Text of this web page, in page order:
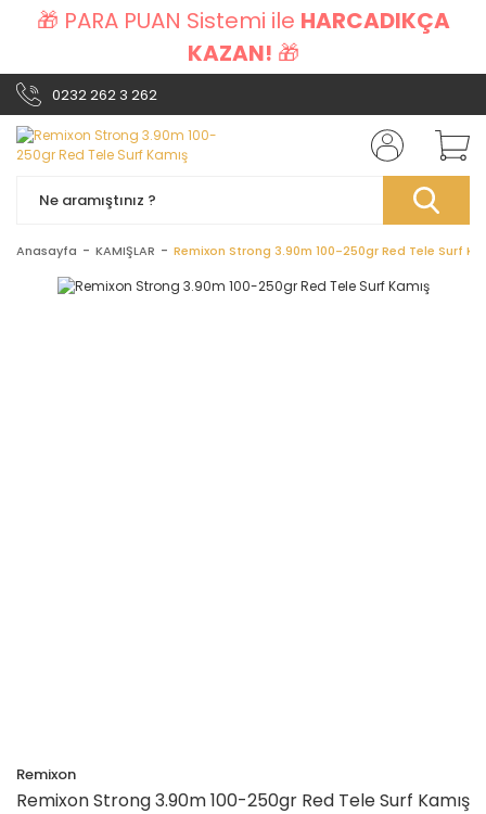
🎁 PARA PUAN Sistemi ile HARCADIKÇA
KAZAN! 🎁
0232 262 3 262
Anasayfa KAMIŞLAR Remixon Strong 3.90m 100-250gr Red Tele Surf
Remixon
Remixon Strong 3.90m 100-250gr Red Tele Surf Kamış